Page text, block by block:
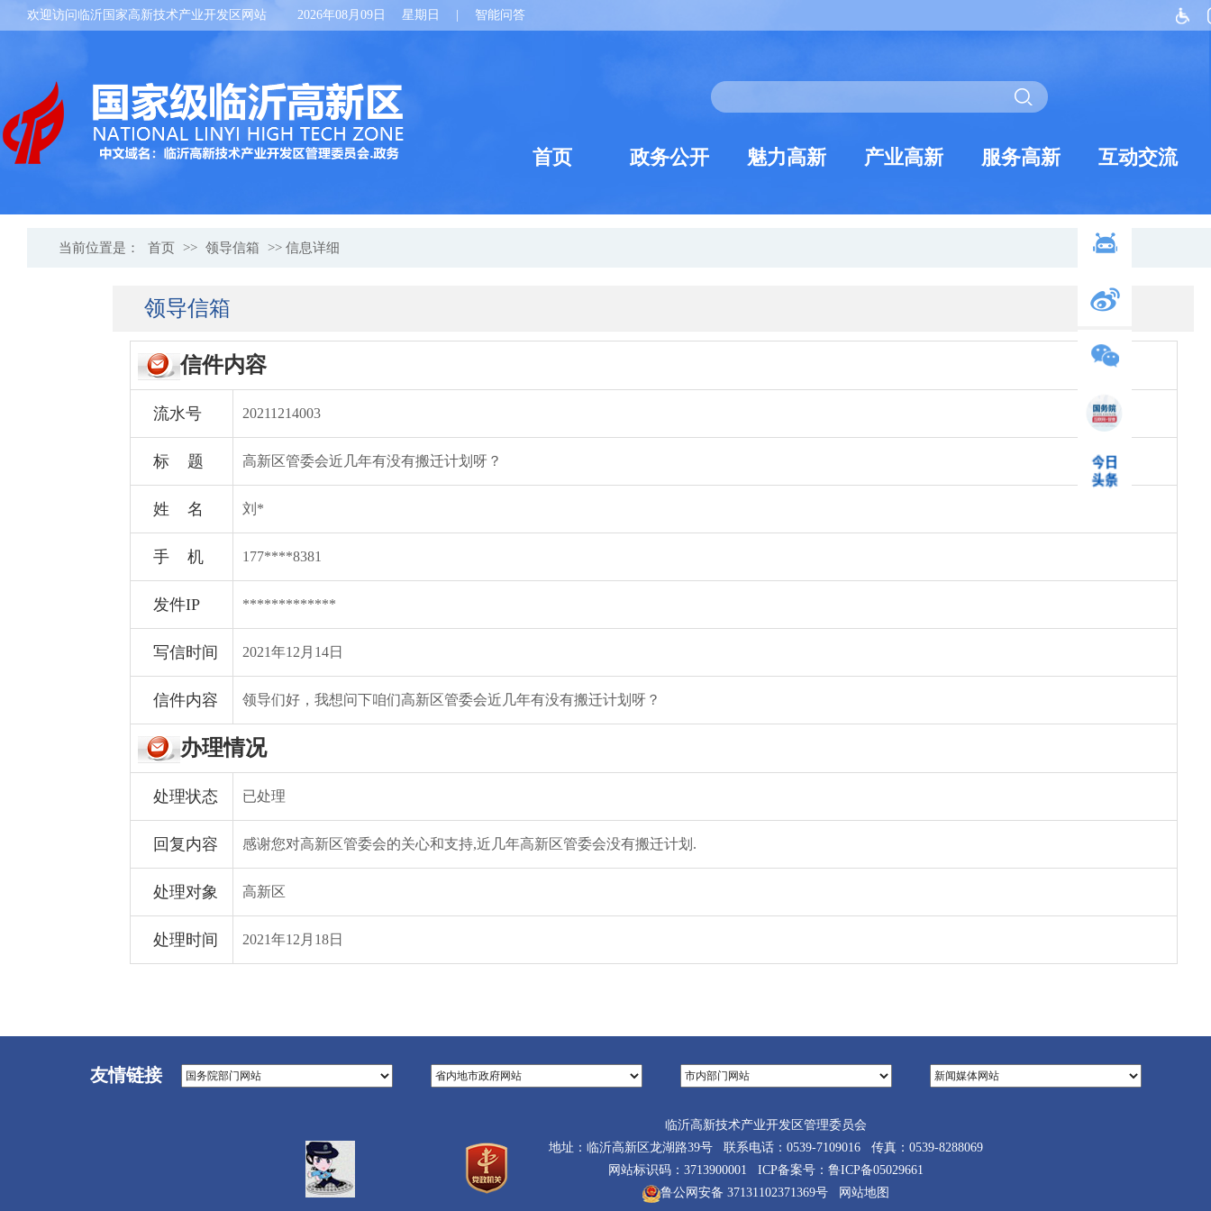
欢迎访问临沂国家高新技术产业开发区网站 2026年08月09日 星期日 智能问答
首页 政务公开 魅力高新 产业高新 服务高新 互动交流
当前位置是： 首页 >> 领导信箱 >> 信息详细
领导信箱
信件内容
流水号 20211214003
标 题 高新区管委会近几年有没有搬迁计划呀？
姓 名 刘*
手 机 177****8381
发件IP *************
写信时间 2021年12月14日
信件内容 领导们好，我想问下咱们高新区管委会近几年有没有搬迁计划呀？
办理情况
处理状态 已处理
回复内容 感谢您对高新区管委会的关心和支持,近几年高新区管委会没有搬迁计划.
处理对象 高新区
处理时间 2021年12月18日
友情链接
临沂高新技术产业开发区管理委员会
地址：临沂高新区龙湖路39号 联系电话：0539-7109016 传真：0539-8288069
网站标识码：3713900001 ICP备案号： 鲁ICP备05029661
鲁公网安备 37131102371369号
网站地图